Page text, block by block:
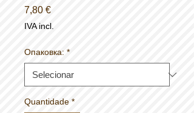
7,80 €Preço
IVA incl.
Опаковка: *
Quantidade *